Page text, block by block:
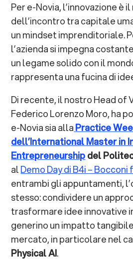
Per e-Novia, l’innovazione è
dell’incontro tra capitale
un mindset imprenditoriale.
l’azienda si impegna
un legame solido con il
rappresenta una fucina di
Di recente, il nostro Head of
Federico Lorenzo Moro, ha
e-Novia sia allaPractice
dell’International Master in
Entrepreneurshipdel
alDemo Day di B4i –
entrambi gli appuntamenti,
stesso: condividere un
trasformare idee innovative
generino un impatto
mercato, in particolare nel
Physical AI.